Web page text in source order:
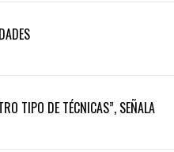
TIPO DE TÉCNICAS”, SEÑALA